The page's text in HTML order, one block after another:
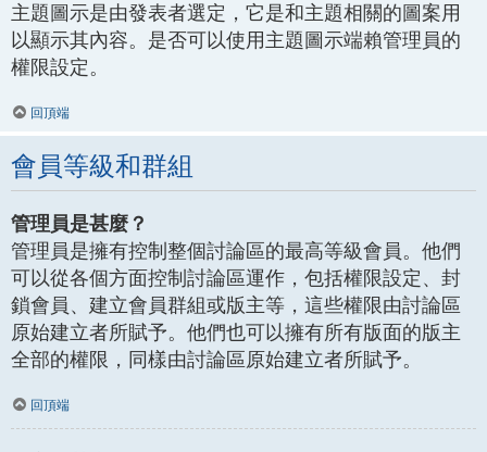
主題圖示是由發表者選定，它是和主題相關的圖案用
以顯示其內容。是否可以使用主題圖示端賴管理員的
權限設定。
回頂端
會員等級和群組
管理員是甚麼？
管理員是擁有控制整個討論區的最高等級會員。他們
可以從各個方面控制討論區運作，包括權限設定、封
鎖會員、建立會員群組或版主等，這些權限由討論區
原始建立者所賦予。他們也可以擁有所有版面的版主
全部的權限，同樣由討論區原始建立者所賦予。
回頂端